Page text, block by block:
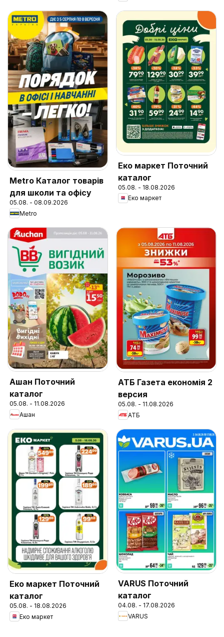
Metro Каталог товарів
для школи та офісу
05.08. - 08.09.2026
Metro
Еко маркет Поточний
каталог
05.08. - 18.08.2026
Еко маркет
Ашан Поточний
каталог
05.08. - 11.08.2026
Ашан
АТБ Газета економія 2
версия
05.08. - 11.08.2026
АТБ
Еко маркет Поточний
каталог
05.08. - 18.08.2026
Еко маркет
VARUS Поточний
каталог
04.08. - 17.08.2026
VARUS